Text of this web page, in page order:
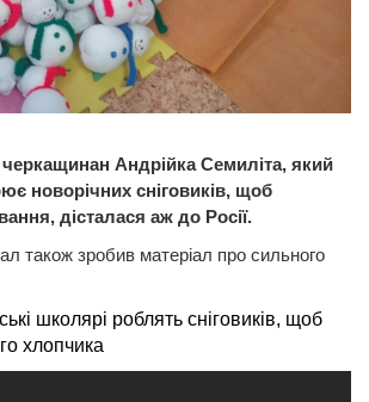
черкащинан Андрійка Семиліта, який
новорічних сніговиків, щоб
дісталася аж до Росії.
також зробив матеріал про сильного
школярі роблять сніговиків, щоб
хлопчика